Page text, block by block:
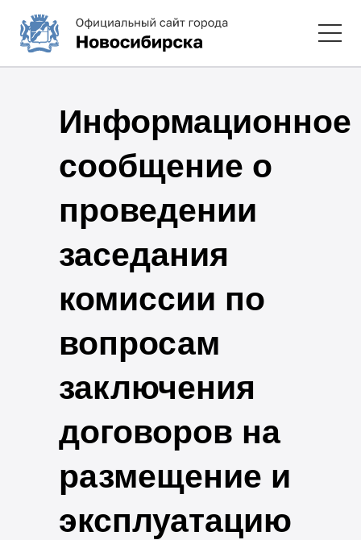
Информационное
сообщение о
проведении
заседания
комиссии по
вопросам
заключения
договоров на
размещение и
эксплуатацию